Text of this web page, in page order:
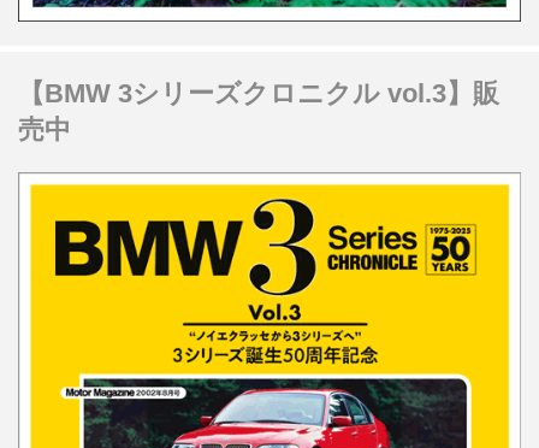
【BMW 3シリーズクロニクル vol.3】販
売中